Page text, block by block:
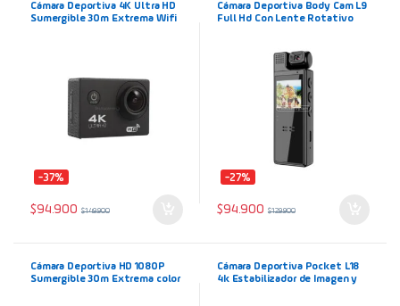
Cámara Deportiva 4K Ultra HD
Sumergible 30m Extrema Wifi
-37%
$94.900 $149.900
Cámara Deportiva Body Cam L9
Full Hd Con Lente Rotativo
-27%
$94.900 $129.900
Cámara Deportiva HD 1080P
Sumergible 30m Extrema color
Cámara Deportiva Pocket L18
4k Estabilizador de Imagen y